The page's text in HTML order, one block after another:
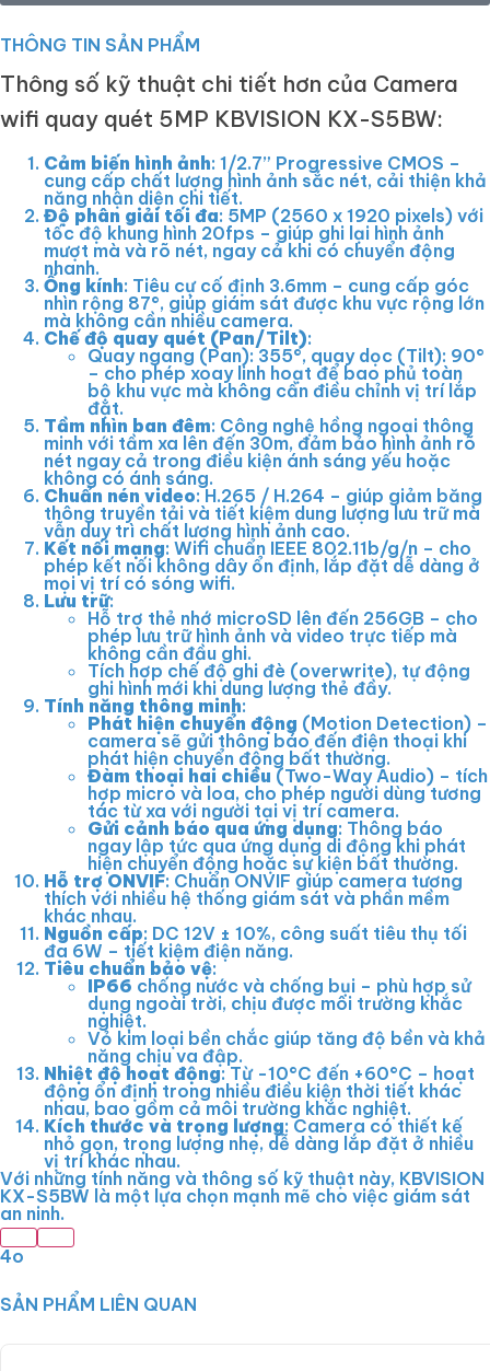
THÔNG TIN SẢN PHẨM
Thông số kỹ thuật chi tiết hơn của Camera
wifi quay quét 5MP KBVISION KX-S5BW:
Cảm biến hình ảnh: 1/2.7” Progressive CMOS –
cung cấp chất lượng hình ảnh sắc nét, cải thiện khả
năng nhận diện chi tiết.
Độ phân giải tối đa: 5MP (2560 x 1920 pixels) với
tốc độ khung hình 20fps – giúp ghi lại hình ảnh
mượt mà và rõ nét, ngay cả khi có chuyển động
nhanh.
Ống kính: Tiêu cự cố định 3.6mm – cung cấp góc
nhìn rộng 87°, giúp giám sát được khu vực rộng lớn
mà không cần nhiều camera.
Chế độ quay quét (Pan/Tilt):
Quay ngang (Pan): 355°, quay dọc (Tilt): 90°
– cho phép xoay linh hoạt để bao phủ toàn
bộ khu vực mà không cần điều chỉnh vị trí lắp
đặt.
Tầm nhìn ban đêm: Công nghệ hồng ngoại thông
minh với tầm xa lên đến 30m, đảm bảo hình ảnh rõ
nét ngay cả trong điều kiện ánh sáng yếu hoặc
không có ánh sáng.
Chuẩn nén video: H.265 / H.264 – giúp giảm băng
thông truyền tải và tiết kiệm dung lượng lưu trữ mà
vẫn duy trì chất lượng hình ảnh cao.
Kết nối mạng: Wifi chuẩn IEEE 802.11b/g/n – cho
phép kết nối không dây ổn định, lắp đặt dễ dàng ở
mọi vị trí có sóng wifi.
Lưu trữ:
Hỗ trợ thẻ nhớ microSD lên đến 256GB – cho
phép lưu trữ hình ảnh và video trực tiếp mà
không cần đầu ghi.
Tích hợp chế độ ghi đè (overwrite), tự động
ghi hình mới khi dung lượng thẻ đầy.
Tính năng thông minh:
Phát hiện chuyển động (Motion Detection) –
camera sẽ gửi thông báo đến điện thoại khi
phát hiện chuyển động bất thường.
Đàm thoại hai chiều (Two-Way Audio) – tích
hợp micro và loa, cho phép người dùng tương
tác từ xa với người tại vị trí camera.
Gửi cảnh báo qua ứng dụng: Thông báo
ngay lập tức qua ứng dụng di động khi phát
hiện chuyển động hoặc sự kiện bất thường.
Hỗ trợ ONVIF: Chuẩn ONVIF giúp camera tương
thích với nhiều hệ thống giám sát và phần mềm
khác nhau.
Nguồn cấp: DC 12V ± 10%, công suất tiêu thụ tối
đa 6W – tiết kiệm điện năng.
Tiêu chuẩn bảo vệ:
IP66 chống nước và chống bụi – phù hợp sử
dụng ngoài trời, chịu được môi trường khắc
nghiệt.
Vỏ kim loại bền chắc giúp tăng độ bền và khả
năng chịu va đập.
Nhiệt độ hoạt động: Từ -10°C đến +60°C – hoạt
động ổn định trong nhiều điều kiện thời tiết khác
nhau, bao gồm cả môi trường khắc nghiệt.
Kích thước và trọng lượng: Camera có thiết kế
nhỏ gọn, trọng lượng nhẹ, dễ dàng lắp đặt ở nhiều
vị trí khác nhau.
Với những tính năng và thông số kỹ thuật này, KBVISION
KX-S5BW là một lựa chọn mạnh mẽ cho việc giám sát
an ninh.
4o
SẢN PHẨM LIÊN QUAN